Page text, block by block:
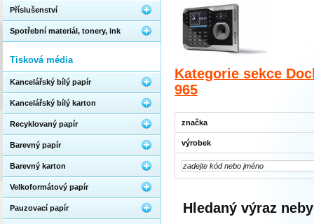
Kategorie sekce
965
značka
výrobek
Hledaný výraz
Příslušenství
Spotřební materiál, tonery, ink
Tisková média
Kancelářský bílý papír
Kancelářský bílý karton
Recyklovaný papír
Barevný papír
Barevný karton
Velkoformátový papír
Pauzovací papír